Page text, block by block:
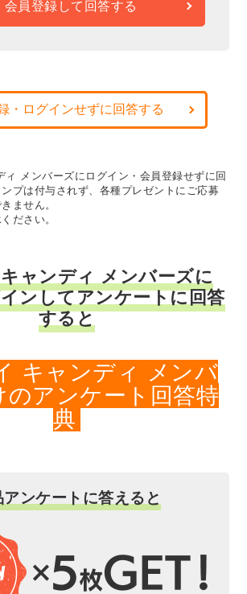
会員登録して回答する
・ログインせずに回答する
メンバーズにログイン・会員登録せずに回
プは付与されず、各種プレゼントにご応募
ません。
ださい。
ャンディ メンバーズに
ンしてアンケートに回答
すると
キャンディ メンバ
のアンケート回答特
典
アンケートに答えると